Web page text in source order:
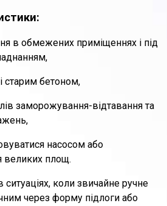
в обмежених приміщеннях і під
старим бетоном,
заморожування-відтавання та
насосом або
великих площ.
ситуаціях, коли звичайне ручне
через форму підлоги або